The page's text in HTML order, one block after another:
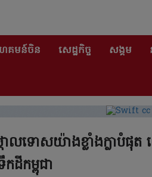
គមន៍ចិន សេដ្ឋកិច្ច សង្គម
លទោសយ៉ាងខ្លាំងក្លាបំផុ
កដីកម្ពុជា